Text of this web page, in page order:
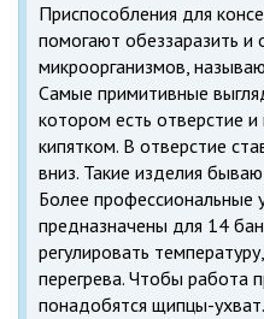
Приспособления для
помогают обеззаразить и
микроорганизмов,
Самые примитивные
котором есть отверстие
кипятком. В отверстие
вниз. Такие изделия
Более профессиональные
предназначены для 14
регулировать
перегрева. Чтобы работа
понадобятся щипцы-ухват.